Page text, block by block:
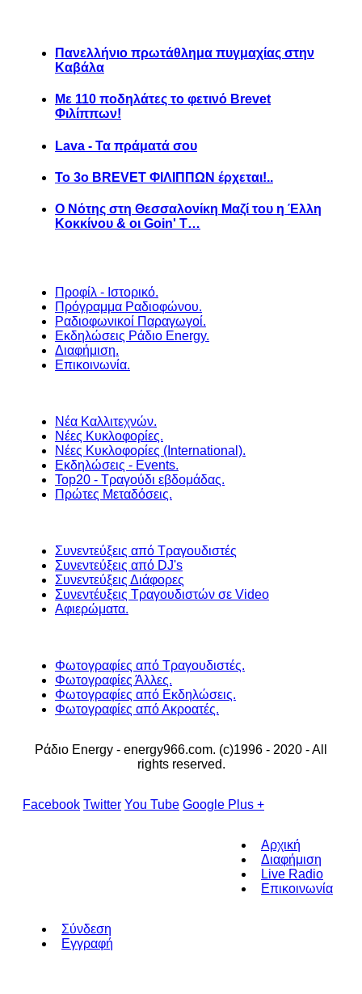
Πανελλήνιο πρωτάθλημα πυγμαχίας στην
Καβάλα
Με 110 ποδηλάτες το φετινό Brevet
Φιλίππων!
Lava - Τα πράματά σου
Το 3ο BREVET ΦΙΛΙΠΠΩΝ έρχεται!..
Ο Νότης στη Θεσσαλονίκη Μαζί του η Έλλη
Κοκκίνου & οι Goin' T…
Προφίλ - Ιστορικό.
Πρόγραμμα Ραδιοφώνου.
Ραδιοφωνικοί Παραγωγοί.
Εκδηλώσεις Ράδιο Energy.
Διαφήμιση.
Επικοινωνία.
Νέα Καλλιτεχνών.
Νέες Κυκλοφορίες.
Νέες Κυκλοφορίες (International).
Εκδηλώσεις - Events.
Top20 - Τραγούδι εβδομάδας.
Πρώτες Μεταδόσεις.
Συνεντεύξεις από Τραγουδιστές
Συνεντεύξεις από DJ's
Συνεντεύξεις Διάφορες
Συνεντέυξεις Τραγουδιστών σε Video
Αφιερώματα.
Φωτογραφίες από Τραγουδιστές.
Φωτογραφίες Άλλες.
Φωτογραφίες από Εκδηλώσεις.
Φωτογραφίες από Ακροατές.
Ράδιο Energy - energy966.com. (c)1996 - 2020 - All
rights reserved.
Facebook Twitter You Tube Google Plus +
Αρχική
Διαφήμιση
Live Radio
Επικοινωνία
Σύνδεση
Εγγραφή